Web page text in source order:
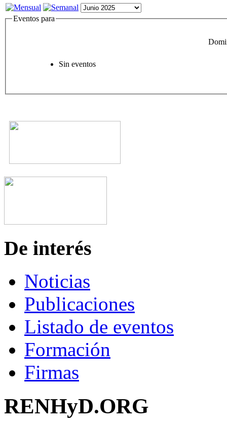
Eventos para
Sin eventos
De interés
Noticias
Publicaciones
Listado de eventos
Formación
Firmas
RENHyD.ORG